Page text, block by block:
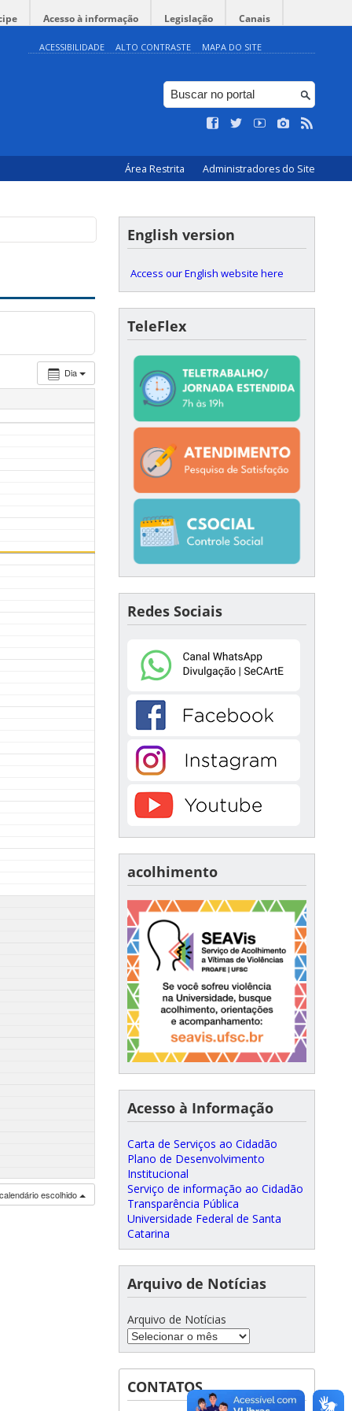
Acesso à informação Legislação Canais
ACESSIBILIDADE ALTO CONTRASTE MAPA DO SITE
Área Restrita Administradores do Site
Dia
escolhido
English version
Access our English website here
TeleFlex
Redes Sociais
acolhimento
Acesso à Informação
Carta de Serviços ao Cidadão
Plano de Desenvolvimento
Institucional
Serviço de informação ao Cidadão
Transparência Pública
Universidade Federal de Santa
Catarina
Arquivo de Notícias
Arquivo de Notícias
CONTATOS